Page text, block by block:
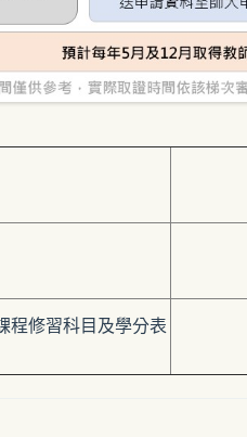
程修習科目及學分表